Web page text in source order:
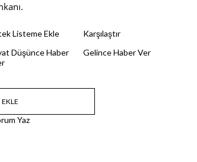
Listeme Ekle
Karşılaştır
Düşünce Haber
Gelince Haber Ver
Yaz